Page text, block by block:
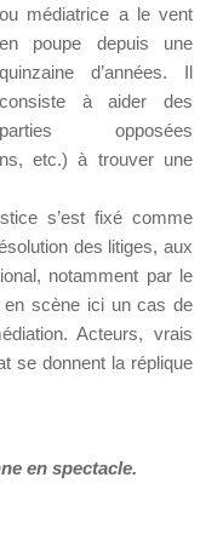
ou médiatrice a le vent
en poupe depuis une
quinzaine d’années. Il
consiste à aider des
parties opposées
etc.) à trouver une
s’est fixé comme
des litiges, aux
notamment par le
en scène ici un cas de
Acteurs, vrais
se donnent la réplique
en spectacle.